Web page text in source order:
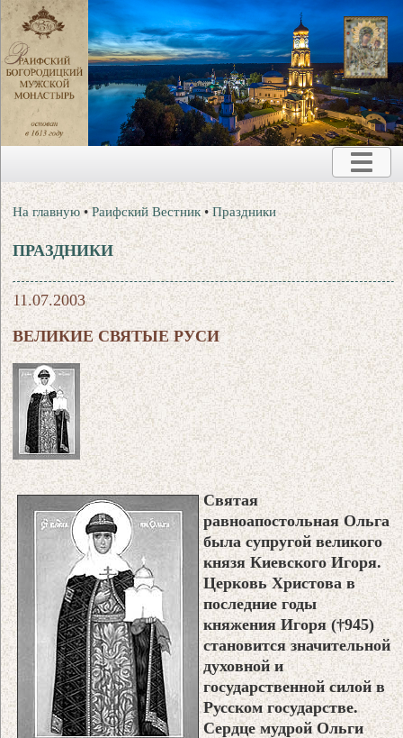
На главную •Раифский Вестник •Праздники
ПРАЗДНИКИ
11.07.2003
ВЕЛИКИЕ СВЯТЫЕ РУСИ
Святая
равноапостольная Ольга
была супругой великого
князя Киевского Игоря.
Церковь Христова в
последние годы
княжения Игоря (†945)
становится значительной
духовной и
государственной силой в
Русском государстве.
Сердце мудрой Ольги